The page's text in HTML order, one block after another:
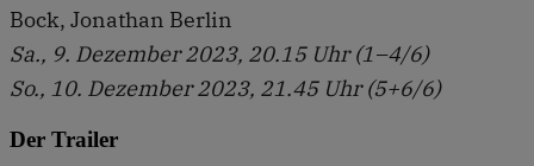
Bock, Jonathan Berlin
Sa., 9. Dezember 2023, 20.15 Uhr (1–4/6)
So., 10. Dezember 2023, 21.45 Uhr (5+6/6)
Der Trailer